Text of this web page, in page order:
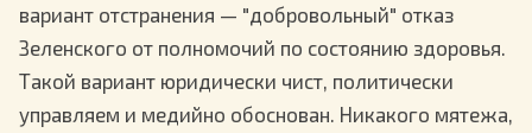
вариант отстранения — "добровольный" отказ
Зеленского от полномочий по состоянию здоровья.
Такой вариант юридически чист, политически
управляем и медийно обоснован. Никакого мятежа,